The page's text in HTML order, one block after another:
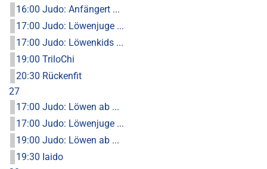
16:00 Judo: Anfängert ...
17:00 Judo: Löwenjuge ...
17:00 Judo: Löwenkids ...
19:00 TriloChi
20:30 Rückenfit
27
17:00 Judo: Löwen ab ...
17:00 Judo: Löwenjuge ...
19:00 Judo: Löwen ab ...
19:30 Iaido